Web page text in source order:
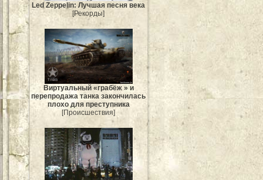
Led Zeppelin: Лучшая песня века
[Рекорды]
Виртуальный «грабёж » и
перепродажа танка закончилась
плохо для преступника
[Происшествия]